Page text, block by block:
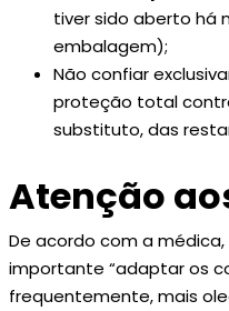
tiver sido aberto há
embalagem);
Não confiar
proteção total
substituto, das
Atenção
De acordo com a
importante “adaptar os
frequentemente, mais